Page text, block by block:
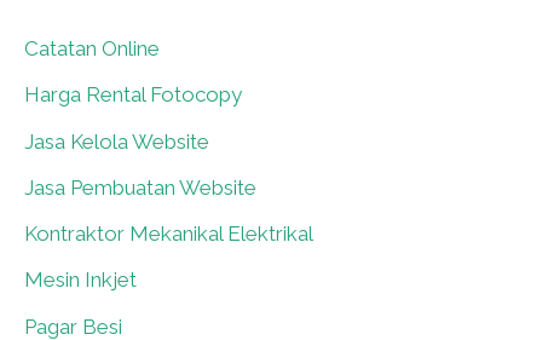
Catatan Online
Harga Rental Fotocopy
Jasa Kelola Website
Jasa Pembuatan Website
Kontraktor Mekanikal Elektrikal0
Mesin Inkjet
Pagar Besi